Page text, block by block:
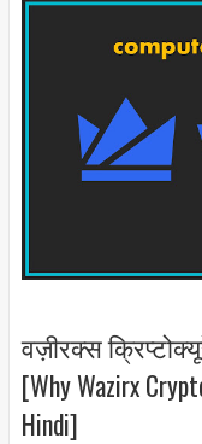
वज़ीरक्स
[Why Wazirx
Hindi]